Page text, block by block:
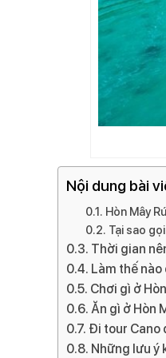
Nội dung bài
Hòn Mây
Tại sao
Thời gian
Làm thế nào
Chơi gì ở
Ăn gì ở Hòn
Đi tour Cano
Những lưu ý